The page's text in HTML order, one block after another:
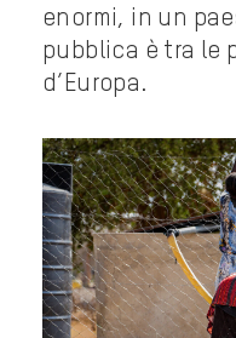
enormi, in un
pubblica è tra le
d’Europa.